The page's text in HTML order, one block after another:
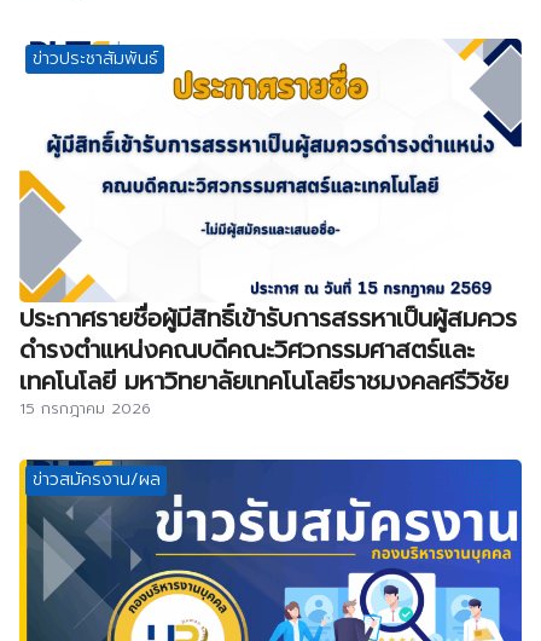
ข่าวประชาสัมพันธ์
ประกาศรายชื่อผู้มีสิทธิ์เข้ารับการสรรหาเป็นผู้สมควร
ดำรงตำแหน่งคณบดีคณะวิศวกรรมศาสตร์และ
เทคโนโลยี มหาวิทยาลัยเทคโนโลยีราชมงคลศรีวิชัย
15 กรกฎาคม 2026
ข่าวสมัครงาน/ผล